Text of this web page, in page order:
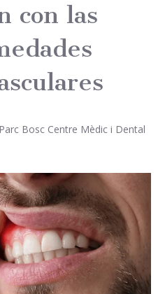
con las
Parc Bosc Centre Mèdic i Dental